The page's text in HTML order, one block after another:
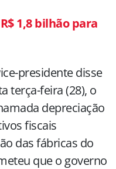
1,8 bilhão para
presidente disse
terça-feira (28), o
depreciação
fiscais
das fábricas do
que o governo